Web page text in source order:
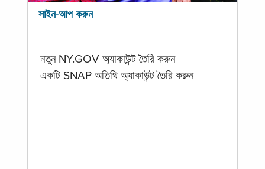
সাইন-আপ করুন
নতুন NY.GOV অ্যাকাউন্ট তৈরি করুন
একটি SNAP অতিথি অ্যাকাউন্ট তৈরি করুন